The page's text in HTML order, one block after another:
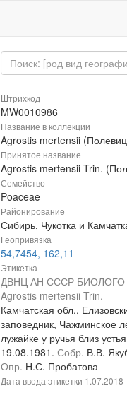
Штрихкод
MW0010986
Название в коллекции
Agrostis mertensii
Принятое название
Agrostis mertensii Trin.
Семейство
Poaceae
Районирование
Сибирь, Чукотка и
Геопривязка
54,7454, 162,11
Этикетка
ДВНЦ АН СССР
Agrostis mertensii Trin.
Камчатская обл.,
заповедник, Чажминское
лужайке у ручья близ
19.08.1981. Собр. В.В.
Опр. Н.С. Пробатова
Дата ввода этикетки 1.07.2018